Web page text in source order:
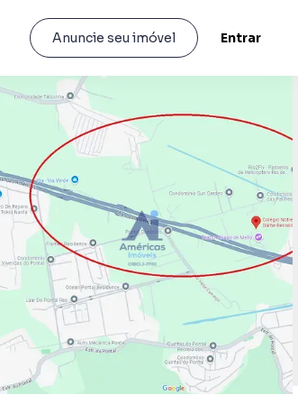
Anuncie seu imóvel Entrar